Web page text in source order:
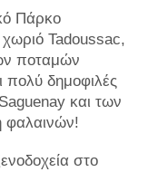
Πάρκο
Tadoussac,
ποταμών
πολύ δημοφιλές
και των
φαλαινών!
στο